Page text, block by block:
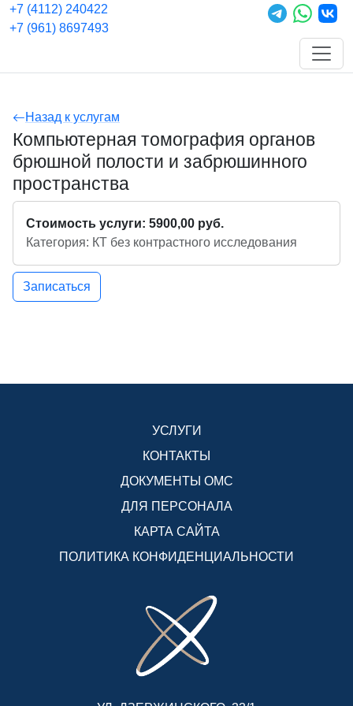
+7 (4112) 240422
+7 (961) 8697493
Назад к услугам
Компьютерная томография органов
брюшной полости и забрюшинного
пространства
Стоимость услуги: 5900,00 руб.
Категория: КТ без контрастного исследования
Записаться
УСЛУГИ
КОНТАКТЫ
ДОКУМЕНТЫ ОМС
ДЛЯ ПЕРСОНАЛА
КАРТА САЙТА
ПОЛИТИКА КОНФИДЕНЦИАЛЬНОСТИ